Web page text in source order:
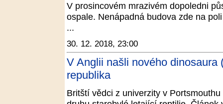
V prosincovém mrazivém dopoledni
ospale. Nenápadná budova zde na
...
30. 12. 2018, 23:00
V Anglii našli nového dinosaura
republika
Britští vědci z univerzity v